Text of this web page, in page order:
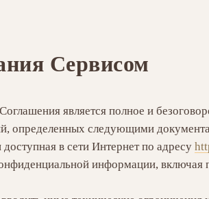
Сервисом
является полное и
определенных следующими
в сети Интернет по адресу
информации, включая